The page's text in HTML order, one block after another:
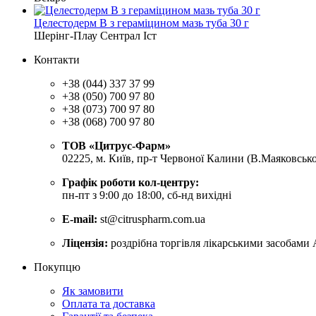
Целестодерм В з гераміцином мазь туба 30 г
Шерінг-Плау Сентрал Іст
Контакти
+38 (044) 337 37 99
+38 (050) 700 97 80
+38 (073) 700 97 80
+38 (068) 700 97 80
ТОВ «Цитрус-Фарм»
02225, м. Київ, пр-т Червоної Калини
Графік роботи кол-центру:
пн-пт з 9:00 до 18:00, сб-нд вихідні
E-mail: st@citruspharm.com.ua
Ліцензія: роздрібна торгівля лікарськими
Покупцю
Як замовити
Оплата та доставка